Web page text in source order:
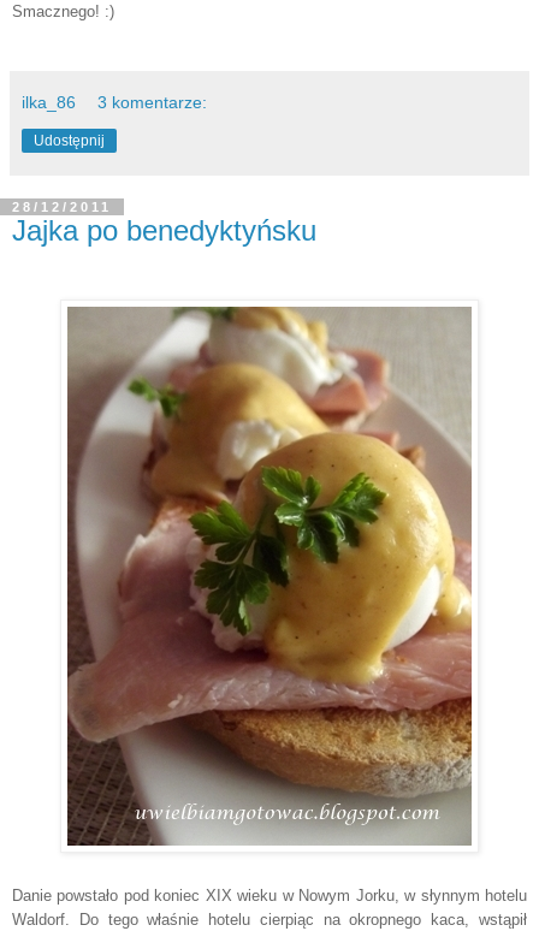
Smacznego! :)
ilka_86 3 komentarze:
Udostępnij
28/12/2011
Jajka po benedyktyńsku
Danie powstało pod koniec XIX wieku w Nowym Jorku, w słynnym hotelu
Waldorf. Do tego właśnie hotelu cierpiąc na okropnego kaca, wstąpił